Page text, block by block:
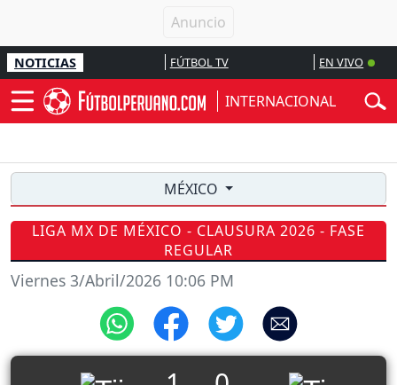
NOTICIAS FÚTBOL TV EN VIVO
INTERNACIONAL
MÉXICO
LIGA MX DE MÉXICO - CLAUSURA 2026 - FASE
REGULAR
Viernes 3/Abril/2026 10:06 PM